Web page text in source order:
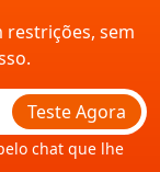
restrições, sem
Teste Agora
chat que lhe